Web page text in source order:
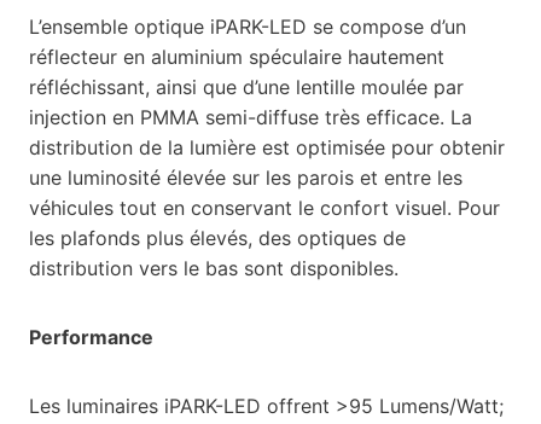
L’ensemble optique iPARK-LED se compose d’un
réflecteur en aluminium spéculaire hautement
réfléchissant, ainsi que d’une lentille moulée par
injection en PMMA semi-diffuse très efficace. La
distribution de la lumière est optimisée pour obtenir
une luminosité élevée sur les parois et entre les
véhicules tout en conservant le confort visuel. Pour
les plafonds plus élevés, des optiques de
distribution vers le bas sont disponibles.
Performance
Les luminaires iPARK-LED offrent >95 Lumens/Watt;